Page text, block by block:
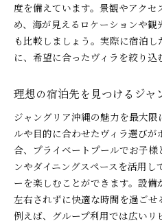
度を備えています。景観やアク
め、海が見えるロケーションや
も比較しましょう。実際に宿泊
に、希望に合ったヴィラを絞り込
理想の宿泊先を見つけるジャ
ジャングリア沖縄の魅力を最大
ルや目的に合わせたヴィラ選び
合、プライベートプールでお子
ンやダイニングスペースを活用
ーを楽しむことができます。設
左右されずに快適な時間を過ごせ
例えば、グループ利用では広い